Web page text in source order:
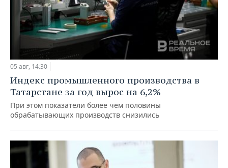
05 авг, 14:30
Индекс промышленного производства в
Татарстане за год вырос на 6,2%
При этом показатели более чем половины
обрабатывающих производств снизились